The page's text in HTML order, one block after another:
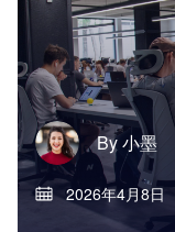
By小墨
2026年4月8日